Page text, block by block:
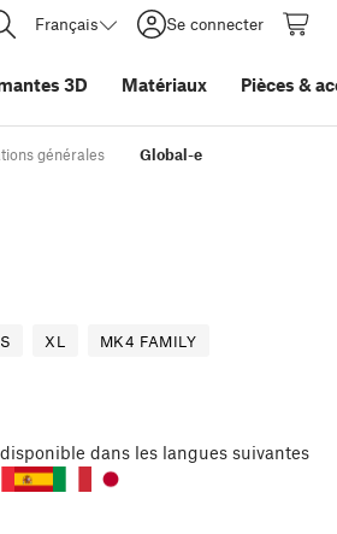
Français Se connecter
3D Matériaux Pièces &
générales Global-e
XL
MK4 FAMILY
dans les langues suivantes